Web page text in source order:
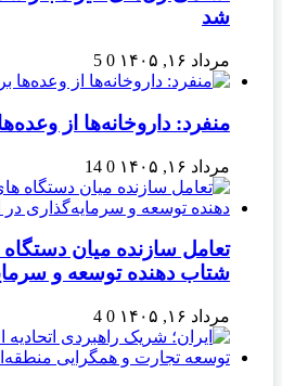
شد
مرداد ۱۶, ۱۴۰۵ 0
5
منفرد: داروخانه‌ها از
مرداد ۱۶, ۱۴۰۵ 0
14
تعامل سازنده میان
شتاب‌ دهنده توسعه و
مرداد ۱۶, ۱۴۰۵ 0
4